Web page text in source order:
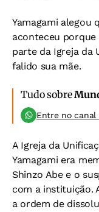
Yamagami alegou
aconteceu
parte da Igreja da
falido sua mãe.
Tudo sobre
Entre no canal
A Igreja da
Yamagami era
Shinzo Abe e o
com a instituição.
a ordem de